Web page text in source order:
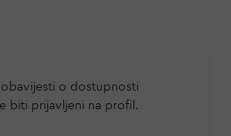
o dostupnosti
biti prijavljeni na profil.